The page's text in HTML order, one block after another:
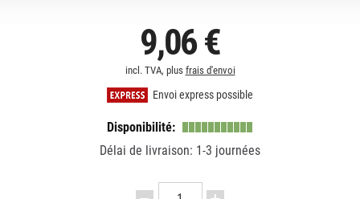
9,06 €
incl. TVA, plus frais d'envoi
Envoi express possible
Disponibilité:
Délai de livraison: 1-3 journées